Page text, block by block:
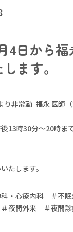
4日から
ます。
り非常勤 福永 医師
13時30分～20時ま
たします。
科・心療内科 ＃不
夜間外来 ＃夜間診